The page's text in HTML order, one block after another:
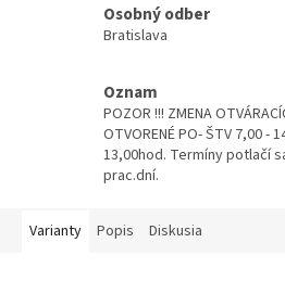
Osobný odber
Bratislava
Oznam
POZOR !!! ZMENA
OTVORENÉ PO- ŠTV 7,00 -
13,00hod. Termíny potlačí
prac.dní.
Varianty Popis Diskusia